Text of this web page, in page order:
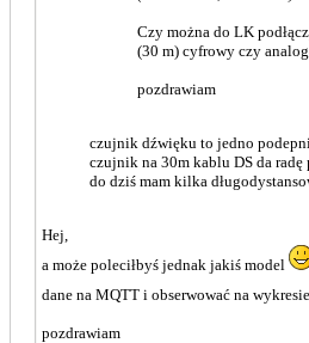
Czy można do LK
(30 m) cyfrowy czy
pozdrawiam
czujnik dźwięku to jedno
czujnik na 30m kablu DS da
do dziś mam kilka
Hej,
a może poleciłbyś jednak jakiś model
dane na MQTT i obserwować na
pozdrawiam